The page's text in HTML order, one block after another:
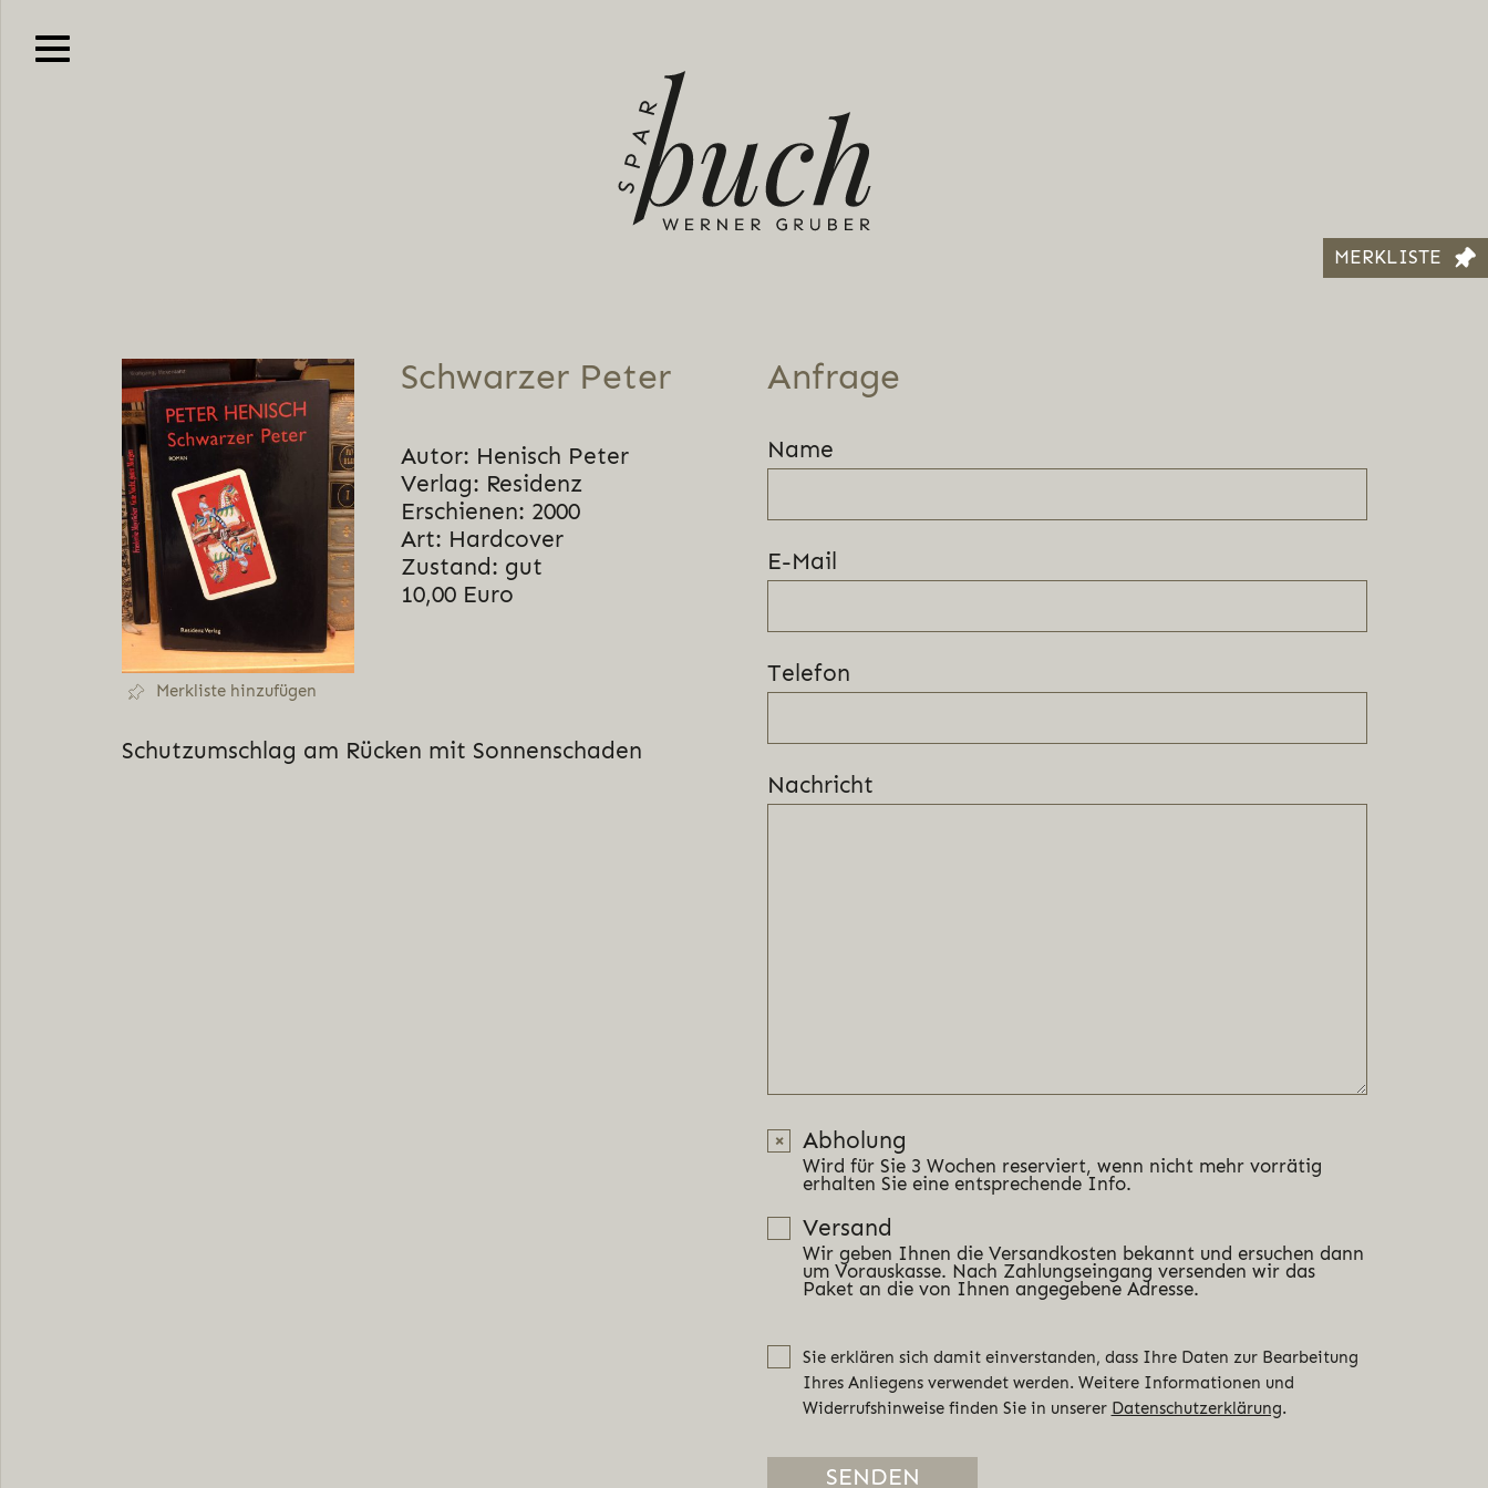
Merkliste hinzufügen
Schwarzer Peter
Autor: Henisch Peter
Verlag: Residenz
Erschienen: 2000
Art: Hardcover
Zustand: gut
10,00 Euro
Schutzumschlag am Rücken mit Sonnenschaden
Anfrage
Name
E-Mail
Telefon
Nachricht
Abholung
Wird für Sie 3 Wochen reserviert, wenn nicht mehr vorrätig
erhalten Sie eine entsprechende Info.
Versand
Wir geben Ihnen die Versandkosten bekannt und ersuchen dann
um Vorauskasse. Nach Zahlungseingang versenden wir das
Paket an die von Ihnen angegebene Adresse.
Sie erklären sich damit einverstanden, dass Ihre Daten zur Bearbeitung
Ihres Anliegens verwendet werden. Weitere Informationen und
Widerrufshinweise finden Sie in unserer Datenschutzerklärung.
MERKLISTE